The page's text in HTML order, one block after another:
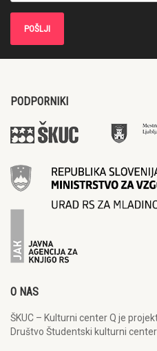
PODPORNIKI
O NAS
ŠKUC – Kulturni center Q je
Društvo Študentski kulturni center